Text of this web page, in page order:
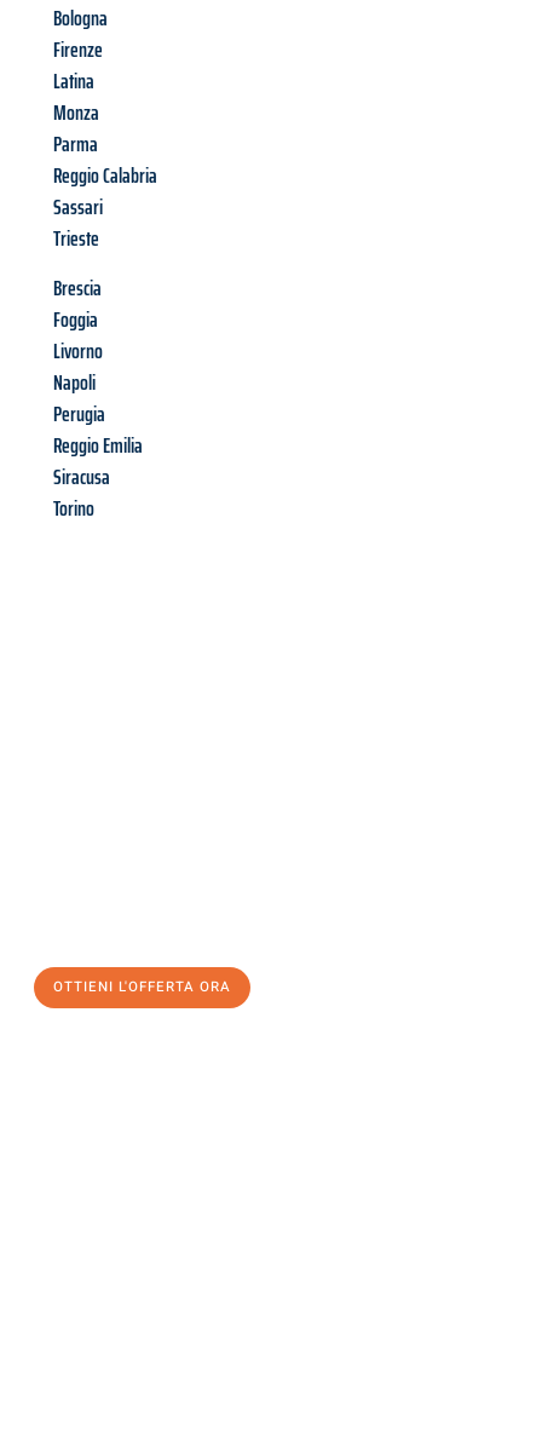
Bologna
Firenze
Latina
Monza
Parma
Reggio Calabria
Sassari
Trieste
Brescia
Foggia
Livorno
Napoli
Perugia
Reggio Emilia
Siracusa
Torino
OTTIENI L'OFFERTA ORA